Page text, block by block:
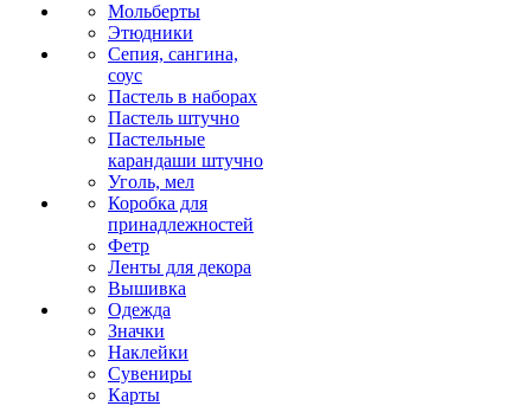
Мольберты
Этюдники
Сепия, сангина,
соус
Пастель в наборах
Пастель штучно
Пастельные
карандаши штучно
Уголь, мел
Коробка для
принадлежностей
Фетр
Ленты для декора
Вышивка
Одежда
Значки
Наклейки
Сувениры
Карты